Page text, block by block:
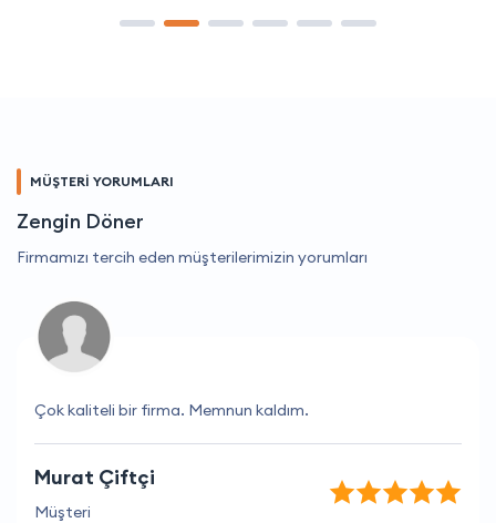
MÜŞTERİ YORUMLARI
Zengin Döner
Firmamızı tercih eden müşterilerimizin yorumları
Çok kaliteli bir firma. Memnun kaldım.
Murat Çiftçi
Müşteri